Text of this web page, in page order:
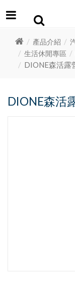
產品介紹
生活休閒專區
DIONE森活露
DIONE森活